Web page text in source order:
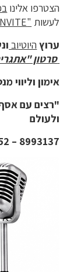
הצטרפו אלינו
לעשות "
ערוץ היוטיוב
סרטון
אימון וליווי
"רצים עם
ולעולם
8993137 – 052 coaching-mental